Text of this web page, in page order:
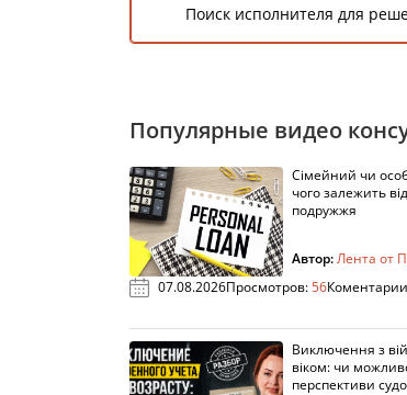
Поиск исполнителя для
Популярные видео
Сімейний чи
чого залежить
подружжя
Автор:Лента от
07.08.2026Просмотров:56
Виключення з
віком: чи
перспективи